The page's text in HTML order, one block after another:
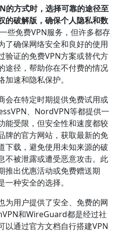
的方式时，选择可靠的途径至
的破解版，确保个人隐私和数
些免费VPN服务，但许多都存
了确保网络安全和良好的使用
验证的免费VPN方案或替代方
途径，帮助你在不付费的情况
速和隐私保护。
会在特定时期提供免费试用或
、NordVPN等都提供一
能受限，但安全性和速度都较
牌的官方网站，获取最新的免
下载，避免使用未知来源的破
不被泄露或遭受恶意攻击。此
推出优惠活动或免费赠送期
种安全的选择。
为用户提供了安全、免费的网
和WireGuard都是经过社
以通过官方文档自行搭建VPN